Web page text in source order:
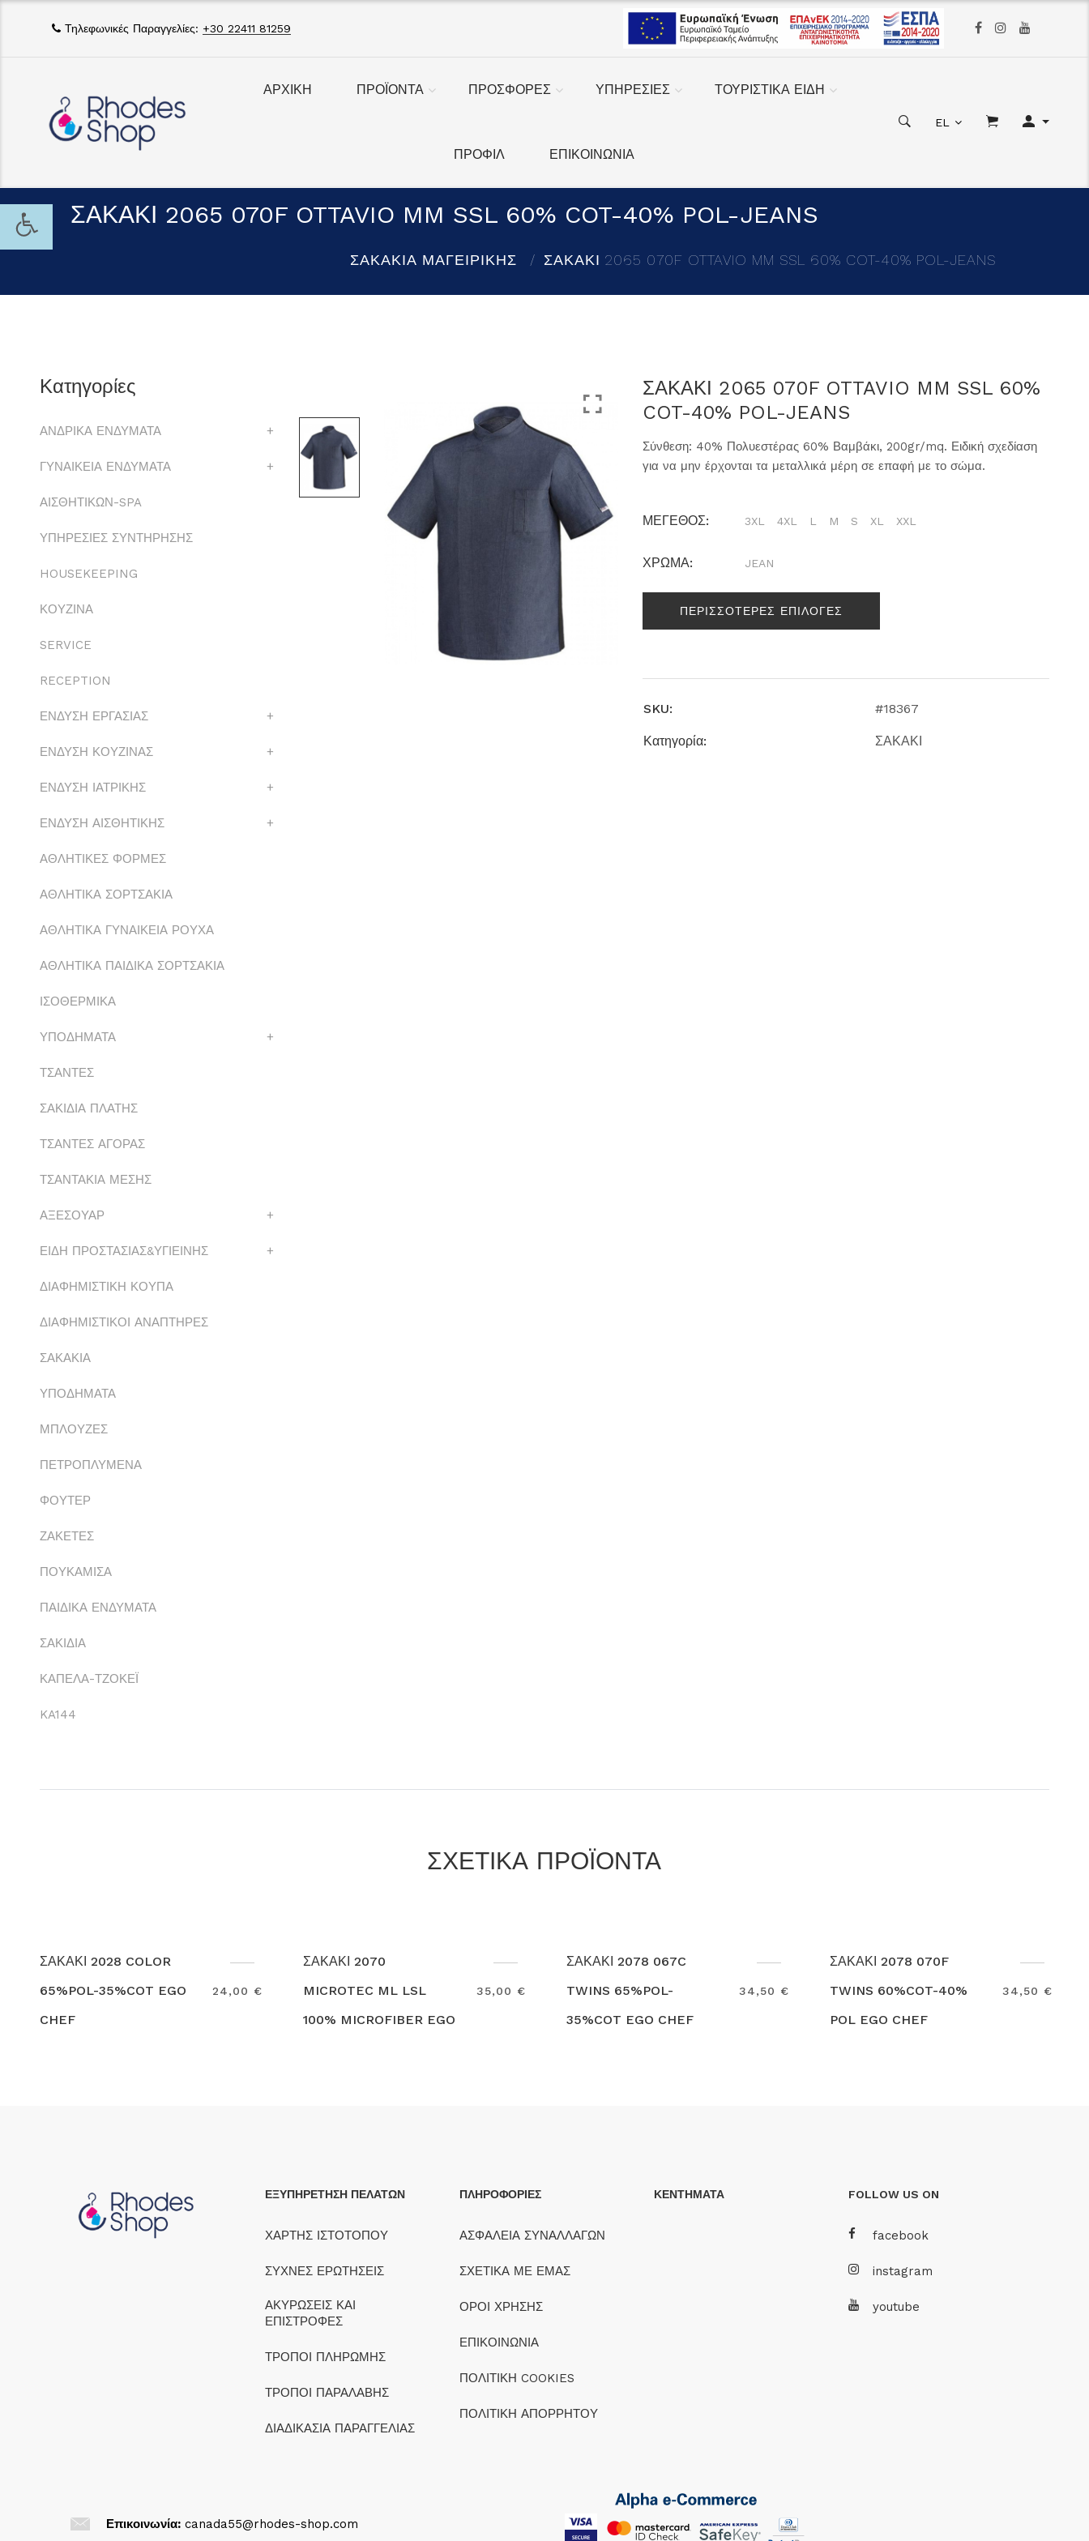
Τηλεφωνικές Παραγγελίες: +30 22411 81259
ΑΡΧΙΚΗ ΠΡΟΪΟΝΤΑ ΠΡΟΣΦΟΡΕΣ ΥΠΗΡΕΣΙΕΣ ΤΟΥΡΙΣΤΙΚΑ ΕΙΔΗ
ΠΡΟΦΙΛ ΕΠΙΚΟΙΝΩΝΙΑ
EL
ΣΑΚΑΚΙ 2065 070F OTTAVIO MM SSL 60% COT-40% POL-JEANS
ΣΑΚΑΚΙΑ ΜΑΓΕΙΡΙΚΗΣ ΣΑΚΑΚΙ 2065 070F OTTAVIO MM SSL 60% COT-40% POL-JEANS
Κατηγορίες
ΑΝΔΡΙΚΑ ΕΝΔΥΜΑΤΑ +
ΓΥΝΑΙΚΕΙΑ ΕΝΔΥΜΑΤΑ +
ΑΙΣΘΗΤΙΚΩΝ-SPA
ΥΠΗΡΕΣΙΕΣ ΣΥΝΤΗΡΗΣΗΣ
HOUSEKEEPING
ΚΟΥΖΙΝΑ
SERVICE
RECEPTION
ΕΝΔΥΣΗ ΕΡΓΑΣΙΑΣ +
ΕΝΔΥΣΗ ΚΟΥΖΙΝΑΣ +
ΕΝΔΥΣΗ ΙΑΤΡΙΚΗΣ +
ΕΝΔΥΣΗ ΑΙΣΘΗΤΙΚΗΣ +
ΑΘΛΗΤΙΚΕΣ ΦΟΡΜΕΣ
ΑΘΛΗΤΙΚΑ ΣΟΡΤΣΑΚΙΑ
ΑΘΛΗΤΙΚΑ ΓΥΝΑΙΚΕΙΑ ΡΟΥΧΑ
ΑΘΛΗΤΙΚΑ ΠΑΙΔΙΚΑ ΣΟΡΤΣΑΚΙΑ
ΙΣΟΘΕΡΜΙΚΑ
ΥΠΟΔΗΜΑΤΑ +
ΤΣΑΝΤΕΣ
ΣΑΚΙΔΙΑ ΠΛΑΤΗΣ
ΤΣΑΝΤΕΣ ΑΓΟΡΑΣ
ΤΣΑΝΤΑΚΙΑ ΜΕΣΗΣ
ΑΞΕΣΟΥΑΡ +
ΕΙΔΗ ΠΡΟΣΤΑΣΙΑΣ&ΥΓΙΕΙΝΗΣ +
ΔΙΑΦΗΜΙΣΤΙΚΗ ΚΟΥΠΑ
ΔΙΑΦΗΜΙΣΤΙΚΟΙ ΑΝΑΠΤΗΡΕΣ
ΣΑΚΑΚΙΑ
ΥΠΟΔΗΜΑΤΑ
ΜΠΛΟΥΖΕΣ
ΠΕΤΡΟΠΛΥΜΕΝΑ
ΦΟΥΤΕΡ
ΖΑΚΕΤΕΣ
ΠΟΥΚΑΜΙΣΑ
ΠΑΙΔΙΚΑ ΕΝΔΥΜΑΤΑ
ΣΑΚΙΔΙΑ
ΚΑΠΕΛΑ-ΤΖΟΚΕΪ
KA144
ΣΑΚΑΚΙ 2065 070F OTTAVIO MM SSL 60%
COT-40% POL-JEANS
Σύνθεση: 40% Πολυεστέρας 60% Βαμβάκι, 200gr/mq. Ειδική σχεδίαση
για να μην έρχονται τα μεταλλικά μέρη σε επαφή με το σώμα.
ΜΕΓΕΘΟΣ: 3XL 4XL L M S XL XXL
ΧΡΩΜΑ: JEAN
ΠΕΡΙΣΣΟΤΕΡΕΣ ΕΠΙΛΟΓΕΣ
SKU: #18367
Κατηγορία: ΣΑΚΑΚΙ
ΣΧΕΤΙΚΑ ΠΡΟΪΟΝΤΑ
€
ΣΑΚΑΚΙ 2070
MICROTEC ML LSL
35,00 €
ΣΑΚΑΚΙ 2078 067C
TWINS 65%POL-
35%COT EGO CHEF
34,50 €
Search
ΣΑΚΑΚΙ 2078 070F
TWINS 60%COT-40%
POL EGO CHEF
34,50 €
Search
ΣΑΚΑΚΙ MAX SAFE LSL
100%COT 2000 001B
EGOCHEF
Search
ΕΞΥΠΗΡΕΤΗΣΗ ΠΕΛΑΤΩΝ
ΧΑΡΤΗΣ ΙΣΤΟΤΟΠΟΥ
ΣΥΧΝΕΣ ΕΡΩΤΗΣΕΙΣ
ΑΚΥΡΩΣΕΙΣ ΚΑΙ
ΕΠΙΣΤΡΟΦΕΣ
ΤΡΟΠΟΙ ΠΛΗΡΩΜΗΣ
ΤΡΟΠΟΙ ΠΑΡΑΛΑΒΗΣ
ΔΙΑΔΙΚΑΣΙΑ ΠΑΡΑΓΓΕΛΙΑΣ
ΠΛΗΡΟΦΟΡΙΕΣ
ΑΣΦΑΛΕΙΑ ΣΥΝΑΛΛΑΓΩΝ
ΣΧΕΤΙΚΑ ΜΕ ΕΜΑΣ
ΟΡΟΙ ΧΡΗΣΗΣ
ΕΠΙΚΟΙΝΩΝΙΑ
ΠΟΛΙΤΙΚΗ COOKIES
ΠΟΛΙΤΙΚΗ ΑΠΟΡΡΗΤΟΥ
ΚΕΝΤΗΜΑΤΑ FOLLOW US ON
facebook
instagram
youtube
Επικοινωνία: canada55@rhodes-shop.com